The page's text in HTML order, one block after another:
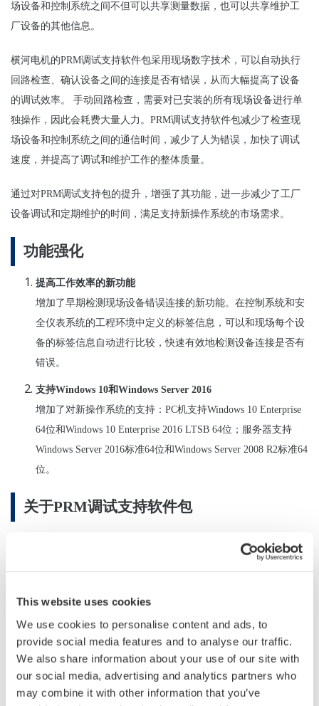
This website uses cookies
We use cookies to personalise content and ads, to
provide social media features and to analyse our traffic.
We also share information about your use of our site with
our social media, advertising and analytics partners who
may combine it with other information that you’ve
场设备和控制系统之 间不但可以共享测量数据，也可以共享维护工
厂设备的其他信息。
横河电机的PRM调试支持软件包采用现场数字技术，可以自动执行
回路检查、确认设备之间的连接是否有错误，从而 大幅提高了设备
的调试效率。 手动 回路检查 ，需要对已安装的所有现场设备进行单
独操作， 因此会耗费大量人力。PRM调试支持软件包减少了检查现
场设备和控制系统之 间的通信时间 ，减少了人 为错误 ，加快了调试
速度，并提高了调试和维护工作的整体质量。
通过对PRM调试支持包的提升 ，增强了其功能， 进一步减少了工厂
设备调试和定期维护的时间 ， 满足支持新操作系统的市场需求。
功能强化
提高工作效率的新功能
增加了早期检测现场设备错误连接的新功能。在控制系统和安
全仪表系统的工程环境中定义的标签信息，可以和现场每个设
备的标签信息自动进行比较，快速有效地检测设备连接是否有
错误。
支持Windows 10和Windows Server 2016
增加了对新操作系统的支持 ：PC机支持Windows 10 Enterprise
64位和Windows 10 Enterprise 2016 LTSB 64位 ； 服务器支持
Windows Server 2016标准64位和Windows Server 2008 R2标准64
位。
关于PRM调试支持软件包
CENTUM™ VP*2和安全仪
ProSafe™-RS*2
检查、线性化检查和回路检查，提高工作效率，并生成工作报告。
PRM™*2 ，PRM
持 软 件包可提高工厂 调试 和定期 维护 工作的效率。